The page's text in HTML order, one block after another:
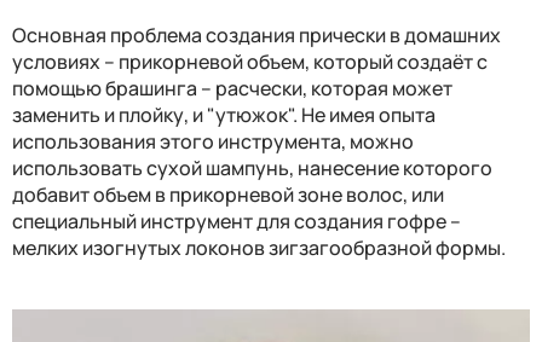
Основная проблема создания прически в домашних
условиях – прикорневой объем, который создаёт с
помощью брашинга – расчески, которая может
заменить и плойку, и "утюжок". Не имея опыта
использования этого инструмента, можно
использовать сухой шампунь, нанесение которого
добавит объем в прикорневой зоне волос, или
специальный инструмент для создания гофре –
мелких изогнутых локонов зигзагообразной формы.